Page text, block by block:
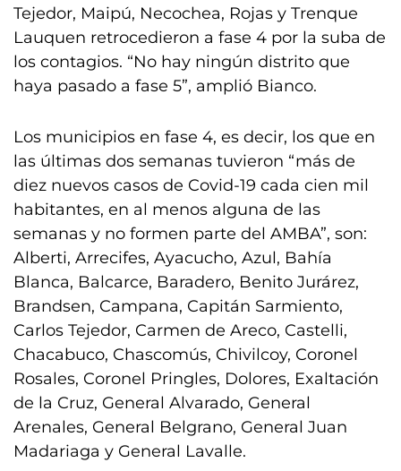
Tejedor, Maipú, Necochea, Rojas y Trenque
Lauquen retrocedieron a fase 4 por la suba de
los contagios. “No hay ningún distrito que
haya pasado a fase 5”, amplió Bianco.
Los municipios en fase 4, es decir, los que en
las últimas dos semanas tuvieron “más de
diez nuevos casos de Covid-19 cada cien mil
habitantes, en al menos alguna de las
semanas y no formen parte del AMBA”, son:
Alberti, Arrecifes, Ayacucho, Azul, Bahía
Blanca, Balcarce, Baradero, Benito Jurárez,
Brandsen, Campana, Capitán Sarmiento,
Carlos Tejedor, Carmen de Areco, Castelli,
Chacabuco, Chascomús, Chivilcoy, Coronel
Rosales, Coronel Pringles, Dolores, Exaltación
de la Cruz, General Alvarado, General
Arenales, General Belgrano, General Juan
Madariaga y General Lavalle.